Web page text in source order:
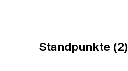
Standpunkte (2)